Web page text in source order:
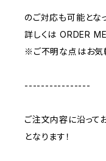
のご対応も可能とな
詳しくは ORDER
※ご不明な点はお気
----------------
ご注文内容に沿って
となります！